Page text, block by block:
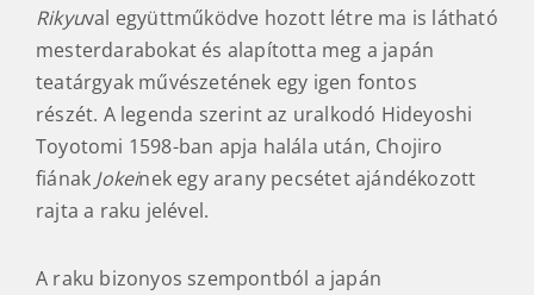
Rikyuval együttműködve hozott létre ma is látható
mesterdarabokat és alapította meg a japán
teatárgyak művészetének egy igen fontos
részét. A legenda szerint az uralkodó Hideyoshi
Toyotomi 1598-ban apja halála után, Chojiro
fiának Jokeinek egy arany pecsétet ajándékozott
rajta a raku jelével.
A raku bizonyos szempontból a japán